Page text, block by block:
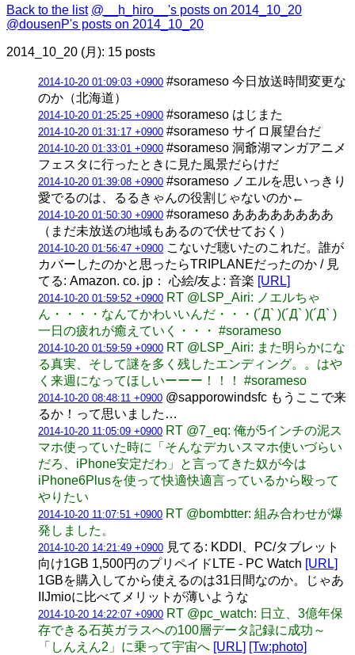
Back to the list @__h_hiro__'s posts on 2014_10_20
@dousenP's posts on 2014_10_20
2014_10_20 (月): 15 posts
2014-10-20 01:09:03 +0900 #sorameso 今日放送時間変更な
のか（北海道）
2014-10-20 01:25:25 +0900 #sorameso はじまた
2014-10-20 01:31:17 +0900 #sorameso サイロ展望台だ
2014-10-20 01:33:01 +0900 #sorameso 洞爺湖マンガアニメ
フェスタに行ったときに見た風景だらけだ
2014-10-20 01:39:08 +0900 #sorameso ノエルを思いっきり
愛でるのは、るるきゃんの役割じゃないのか←
2014-10-20 01:50:30 +0900 #sorameso ああああああああ
（まだ未放送の地域もあるので伏せておく）
2014-10-20 01:56:47 +0900 こないだ聴いたのこれだ。誰が
カバーしたのかと思ったらTRIPLANEだったのか / 見
てる: Amazon. co. jp： 心絵/友よ: 音楽 [URL]
2014-10-20 01:59:52 +0900 RT @LSP_Airi: ノエルちゃ
ん・・・・なんてかわいいんだ・・・(´Д` )(´Д` )(´Д` )
一日の疲れが癒えていく・・・ #sorameso
2014-10-20 01:59:59 +0900 RT @LSP_Airi: また明らかにな
る真実、そして謎を多く残したエンディング。。はや
く来週になってほしいーーー！！！ #sorameso
2014-10-20 08:48:11 +0900 @sapporowindsfc もうここで来
るか！って思いました…
2014-10-20 11:05:09 +0900 RT @7_eq: 俺が5インチの泥ス
マホ使っていた時に「そんなデカいスマホ使いづらい
だろ、iPhone安定だわ」と言ってきた奴が今は
iPhone6Plusを使って快適快適言っているから殴って
やりたい
2014-10-20 11:07:51 +0900 RT @bombtter: 組み合わせが爆
発しました。
2014-10-20 14:21:49 +0900 見てる: KDDI、PC/タブレット
向け1GB 1,500円のプリペイドLTE - PC Watch [URL]
1GBを購入してから使えるのは31日間なのか。じゃあ
IIJmioに比べてメリットが薄いような
2014-10-20 14:22:07 +0900 RT @pc_watch: 日立、3億年保
存できる石英ガラスへの100層データ記録に成功～
「しんえん2」に乗って宇宙へ [URL] [Tw:photo]